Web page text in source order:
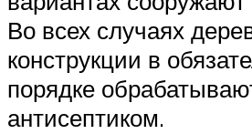
Во всех случаях
конструкции в
порядке
антисептиком.